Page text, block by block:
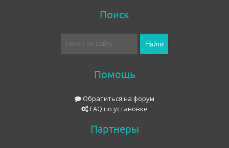
Поиск
Помощь
Обратиться на форум
FAQ по установке
Партнеры